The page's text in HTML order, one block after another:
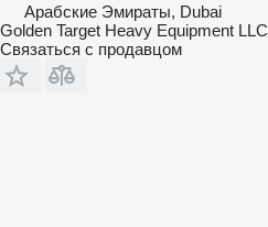
Арабские Эмираты, Dubai
Golden Target Heavy Equipment LLC
Связаться с продавцом